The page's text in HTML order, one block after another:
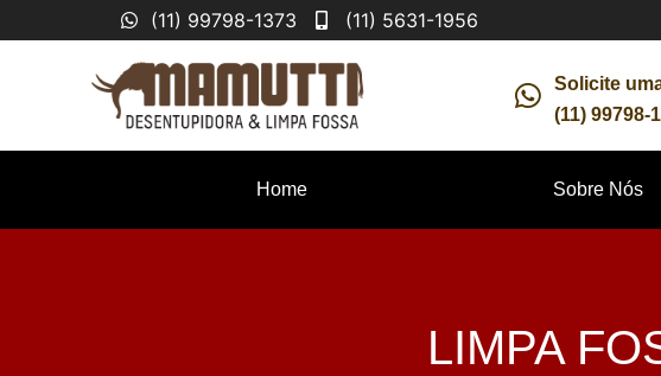
(11) 99798-1373 (11) 5631-1956
Solicite
(11) 99798-
Home Sobre Nós
LIMPA